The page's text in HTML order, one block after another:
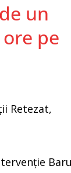
un
pe
Retezat,
Baru